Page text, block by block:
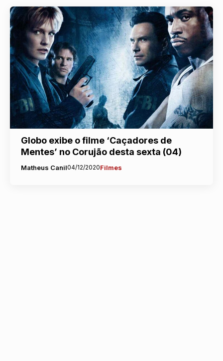
Globo exibe o filme ‘Caçadores de
Mentes’ no Corujão desta sexta (04)
Matheus Canil04/12/2020Filmes